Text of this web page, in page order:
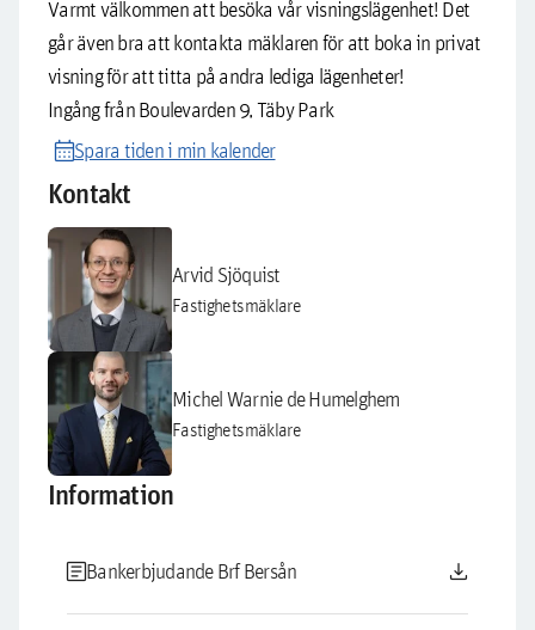
Varmt välkommen att besöka vår visningslägenhet! Det
går även bra att kontakta mäklaren för att boka in privat
visning för att titta på andra lediga lägenheter!
Ingång från Boulevarden 9, Täby Park
calendar_monthSpara tiden i min kalender
Kontakt
Arvid Sjöquist
Fastighetsmäklare
Michel Warnie de Humelghem
Fastighetsmäklare
Information
articleBankerbjudande Brf Bersån download